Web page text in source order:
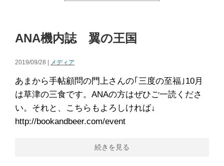
ANA機内誌 翼の王国
2019/09/28 | メディア
あまから手帖顧問の門上さんの｢三度の至福｣10月
は草津の三食です。ANAの方はぜひご一読くださ
い。それと、こちらもよろしければ↓
http://bookandbeer.com/event
続きを見る